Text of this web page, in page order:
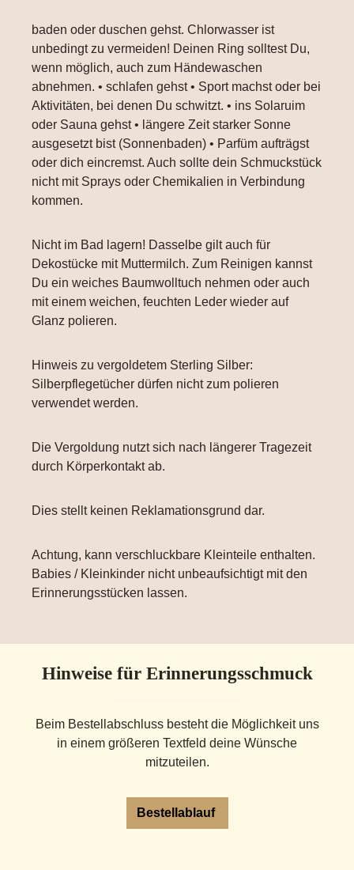
baden oder duschen gehst. Chlorwasser ist
unbedingt zu vermeiden! Deinen Ring solltest Du,
wenn möglich, auch zum Händewaschen
abnehmen. • schlafen gehst • Sport machst oder bei
Aktivitäten, bei denen Du schwitzt. • ins Solaruim
oder Sauna gehst • längere Zeit starker Sonne
ausgesetzt bist (Sonnenbaden) • Parfüm aufträgst
oder dich eincremst. Auch sollte dein Schmuckstück
nicht mit Sprays oder Chemikalien in Verbindung
kommen.
Nicht im Bad lagern! Dasselbe gilt auch für
Dekostücke mit Muttermilch. Zum Reinigen kannst
Du ein weiches Baumwolltuch nehmen oder auch
mit einem weichen, feuchten Leder wieder auf
Glanz polieren.
Hinweis zu vergoldetem Sterling Silber:
Silberpflegetücher dürfen nicht zum polieren
verwendet werden.
Die Vergoldung nutzt sich nach längerer Tragezeit
durch Körperkontakt ab.
Dies stellt keinen Reklamationsgrund dar.
Achtung, kann verschluckbare Kleinteile enthalten.
Babies / Kleinkinder nicht unbeaufsichtigt mit den
Erinnerungsstücken lassen.
Hinweise für Erinnerungsschmuck
Beim Bestellabschluss besteht die Möglichkeit uns
in einem größeren Textfeld deine Wünsche
mitzuteilen.
Bestellablauf